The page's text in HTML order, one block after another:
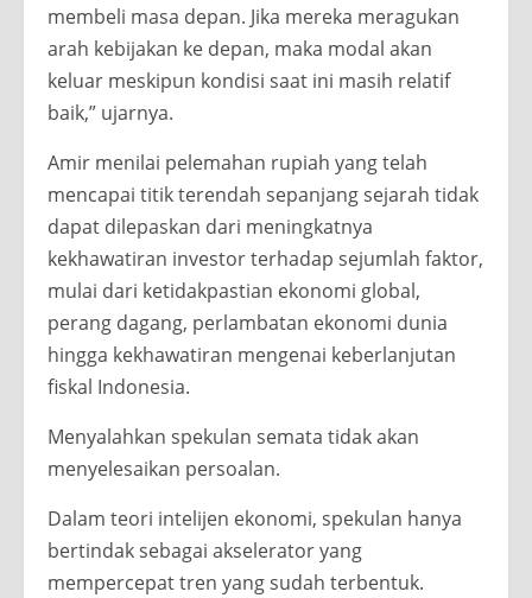
membeli masa depan. Jika mereka meragukan
arah kebijakan ke depan, maka modal akan
keluar meskipun kondisi saat ini masih relatif
baik,” ujarnya.
Amir menilai pelemahan rupiah yang telah
mencapai titik terendah sepanjang sejarah tidak
dapat dilepaskan dari meningkatnya
kekhawatiran investor terhadap sejumlah faktor,
mulai dari ketidakpastian ekonomi global,
perang dagang, perlambatan ekonomi dunia
hingga kekhawatiran mengenai keberlanjutan
fiskal Indonesia.
Menyalahkan spekulan semata tidak akan
menyelesaikan persoalan.
Dalam teori intelijen ekonomi, spekulan hanya
bertindak sebagai akselerator yang
mempercepat tren yang sudah terbentuk.